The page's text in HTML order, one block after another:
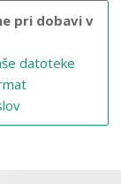
pri dobavi v
datoteke